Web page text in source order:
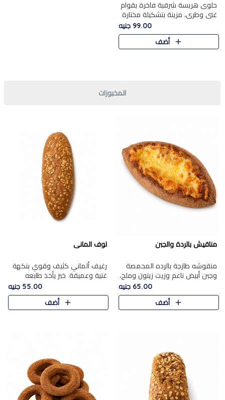
حلوى هريسة شرقية فاخرة بقوام
غني وطري، مزينة بتشكيلة مختارة
من المكسرات الفاخرة التي تضيف
قرمشة مميزة ونكهة غنية في كل
قطعة. تجمع بين المذاق..
99.00 جنيه
أضف
المخبوزات
مناقيش بالردة والجبن
منقوشه طازجة بالرده المحمصة
وجبن أبيض ناعم وزيت زيتون وملح،
مباشرة من الفرن.الرده مع نعومة
الجبن فوق عجينة طازجة.
65.00 جنيه
أضف
لوف المانى
رغيف ألماني كثيف وقوي بنكهة
غنية وعميقة. خبز يأخذ طابعه
55.00 جنيه
أضف